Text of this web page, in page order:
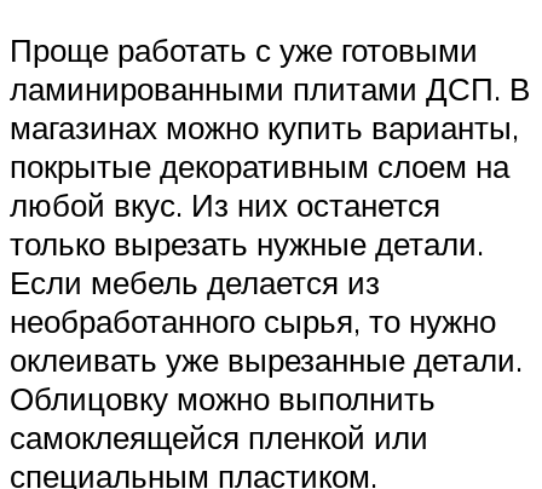
Проще работать с уже готовыми
ламинированными плитами ДСП. В
магазинах можно купить варианты,
покрытые декоративным слоем на
любой вкус. Из них останется
только вырезать нужные детали.
Если мебель делается из
необработанного сырья, то нужно
оклеивать уже вырезанные детали.
Облицовку можно выполнить
самоклеящейся пленкой или
специальным пластиком.